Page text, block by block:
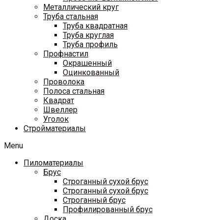
Металлический круг
Труба стальная
Труба квадратная
Труба круглая
Труба профиль
Профнастил
Окрашенный
Оцинкованный
Проволока
Полоса стальная
Квадрат
Швеллер
Уголок
Стройматериалы
Menu
Пиломатериалы
Брус
Строганный сухой брус
Строганный сухой брус
Строганный брус
Профилированный брус